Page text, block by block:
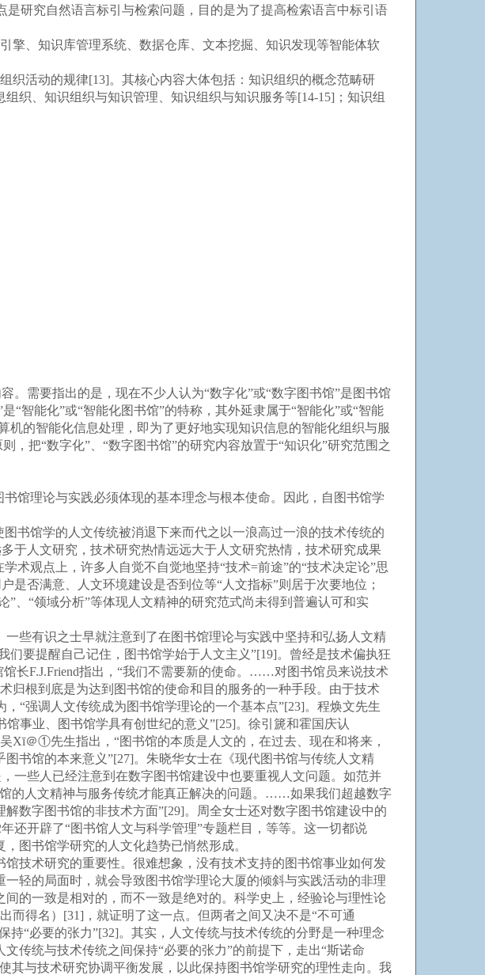
研究自然语言标引与检索问题，目的是为了提高检索语言中标引语
、知识库管理系统、数据仓库、文本挖掘、知识发现等智能体软
活动的规律[13]。其核心内容大体包括：知识组织的概念范畴研
织、知识组织与知识管理、知识组织与知识服务等[14-15]；知识组
需要指出的是，现在不少人认为“数字化”或“数字图书馆”是图书馆
“智能化”或“智能化图书馆”的特称，其外延隶属于“智能化”或“智能
的智能化信息处理，即为了更好地实现知识信息的智能化组织与服
，把“数字化”、“数字图书馆”的研究内容放置于“知识化”研究范围之
理论与实践必须体现的基本理念与根本使命。因此，自图书馆学
馆学的人文传统被消退下来而代之以一浪高过一浪的技术传统的
于人文研究，技术研究热情远远大于人文研究热情，技术研究成果
术观点上，许多人自觉不自觉地坚持“技术=前途”的“技术决定论”思
否满意、人文环境建设是否到位等“人文指标”则居于次要地位；
、“领域分析”等体现人文精神的研究范式尚未得到普遍认可和实
有识之士早就注意到了在图书馆理论与实践中坚持和弘扬人文精
要提醒自己记住，图书馆学始于人文主义”[19]。曾经是技术偏执狂
馆长F.J.Friend指出，“我们不需要新的使命。……对图书馆员来说技术
归根到底是为达到图书馆的使命和目的服务的一种手段。由于技术
“强调人文传统成为图书馆学理论的一个基本点”[23]。程焕文先生
事业、图书馆学具有创世纪的意义”[25]。徐引篪和霍国庆认
Xī＠①先生指出，“图书馆的本质是人文的，在过去、现在和将来，
书馆的本来意义”[27]。朱晓华女士在《现代图书馆与传统人文精
一些人已经注意到在数字图书馆建设中也要重视人文问题。如范并
的人文精神与服务传统才能真正解决的问题。……如果我们超越数字
数字图书馆的非技术方面”[29]。周全女士还对数字图书馆建设中的
还开辟了“图书馆人文与科学管理”专题栏目，等等。这一切都说
图书馆学研究的人文化趋势已悄然形成。
术研究的重要性。很难想象，没有技术支持的图书馆事业如何发
轻的局面时，就会导致图书馆学理论大厦的倾斜与实践活动的非理
的一致是相对的，而不一致是绝对的。科学史上，经验论与理性论
而得名）[31]，就证明了这一点。但两者之间又决不是“不可通
持“必要的张力”[32]。其实，人文传统与技术传统的分野是一种理念
传统与技术传统之间保持“必要的张力”的前提下，走出“斯诺命
其与技术研究协调平衡发展，以此保持图书馆学研究的理性走向。我